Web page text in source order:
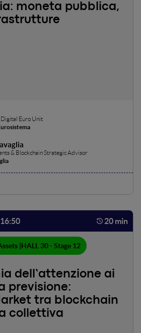
moneta pubblica,
Banca d’Italia - Eurosistema,
Digital Euro Unit
& Blockchain Strategic Advisor
20 min
| HALL 30 - Stage 12
dell’attenzione ai
previsione:
tra blockchain
collettiva